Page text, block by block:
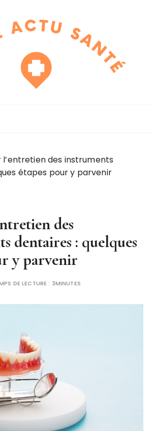
l’entretien des instruments
étapes pour y parvenir
des
dentaires : quelques
y parvenir
DE LECTURE : 3MINUTES